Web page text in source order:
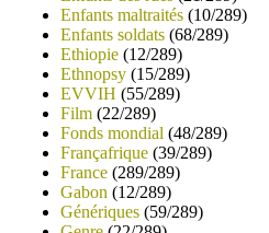
Enfants maltraités (10/289)
Enfants soldats (68/289)
Ethiopie (12/289)
Ethnopsy (15/289)
EVVIH (55/289)
Film (22/289)
Fonds mondial (48/289)
Françafrique (39/289)
France (289/289)
Gabon (12/289)
Génériques (59/289)